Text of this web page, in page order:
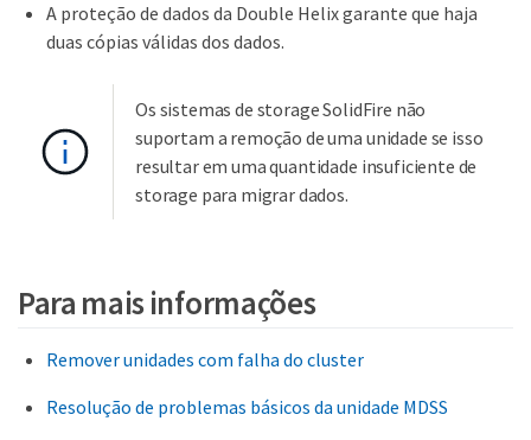
A proteção de dados da Double Helix garante que haja
duas cópias válidas dos dados.
Os sistemas de storage SolidFire não
suportam a remoção de uma unidade se isso
resultar em uma quantidade insuficiente de
storage para migrar dados.
Para mais informações
Remover unidades com falha do cluster
Resolução de problemas básicos da unidade MDSS